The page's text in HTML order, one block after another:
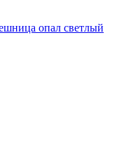
опал светлый